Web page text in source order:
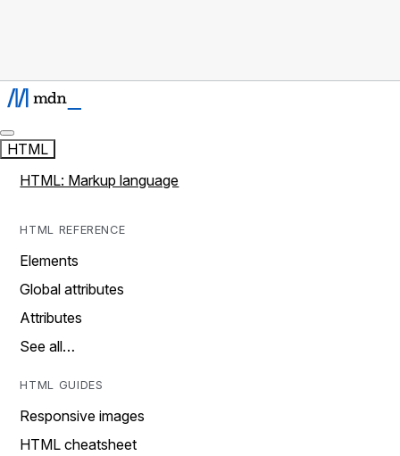
HTML
HTML: Markup language
HTML REFERENCE
Elements
Global attributes
Attributes
See all…
HTML GUIDES
Responsive images
HTML cheatsheet